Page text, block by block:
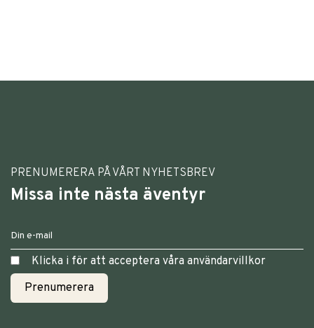
PRENUMERERA PÅ VÅRT NYHETSBREV
Missa inte nästa äventyr
Klicka i för att acceptera våra användarvillkor